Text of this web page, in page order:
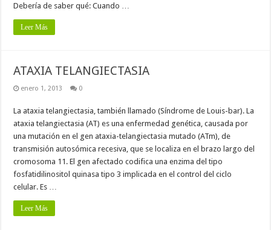
Debería de saber qué: Cuando …
Leer Más
ATAXIA TELANGIECTASIA
enero 1, 2013 0
La ataxia telangiectasia, también llamado (Síndrome de Louis-bar). La
ataxia telangiectasia (AT) es una enfermedad genética, causada por
una mutación en el gen ataxia-telangiectasia mutado (ATm), de
transmisión autosómica recesiva, que se localiza en el brazo largo del
cromosoma 11. El gen afectado codifica una enzima del tipo
fosfatidilinositol quinasa tipo 3 implicada en el control del ciclo
celular. Es …
Leer Más